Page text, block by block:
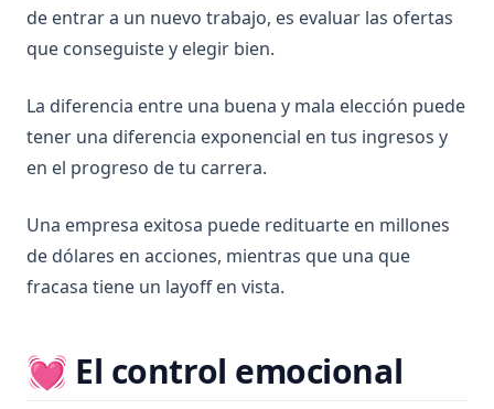
de entrar a un nuevo trabajo, es evaluar las ofertas
que conseguiste y elegir bien.
La diferencia entre una buena y mala elección puede
tener una diferencia exponencial en tus ingresos y
en el progreso de tu carrera.
Una empresa exitosa puede redituarte en millones
de dólares en acciones, mientras que una que
fracasa tiene un layoff en vista.
💓 El control emocional